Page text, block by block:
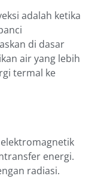
adalah ketika
di dasar
air yang lebih
termal ke
energi.
radiasi.